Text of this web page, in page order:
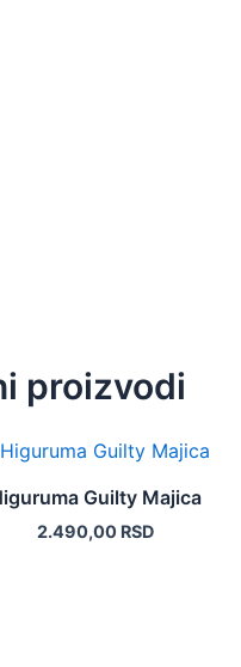
proizvodi
Guilty Majica
2.490,00 RSD
Ovaj
ima
više